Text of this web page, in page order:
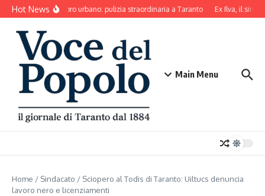
Salta al contenuto
Hot News Decoro urbano: pulizia straordinaria a Taranto Ex Ilva, il
Main Menu
Home / Sindacato / Sciopero al Todis di Taranto: Uiltucs denuncia
lavoro nero e licenziamenti